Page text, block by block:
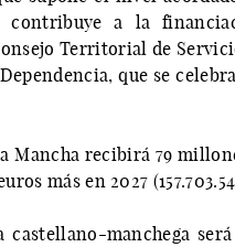
a la
Territorial de
que se
Mancha recibirá 79
más en 2027
manchega